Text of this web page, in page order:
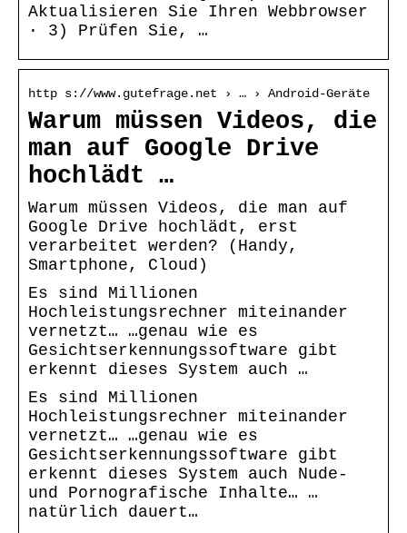
Aktualisieren Sie Ihren Webbrowser
· 3) Prüfen Sie, …
http s://www.gutefrage.net › … › Android-Geräte
Warum müssen Videos, die
man auf Google Drive
hochlädt …
Warum müssen Videos, die man auf
Google Drive hochlädt, erst
verarbeitet werden? (Handy,
Smartphone, Cloud)
Es sind Millionen
Hochleistungsrechner miteinander
vernetzt… …genau wie es
Gesichtserkennungssoftware gibt
erkennt dieses System auch …
Es sind Millionen
Hochleistungsrechner miteinander
vernetzt… …genau wie es
Gesichtserkennungssoftware gibt
erkennt dieses System auch Nude-
und Pornografische Inhalte… …
natürlich dauert…